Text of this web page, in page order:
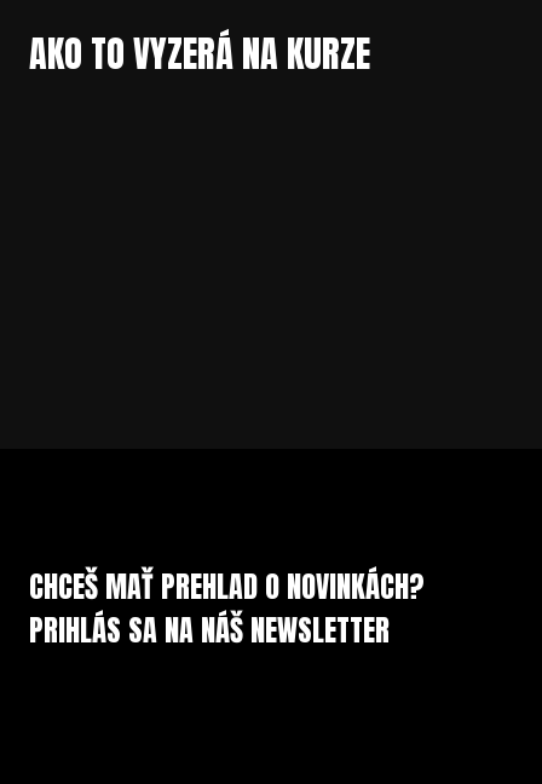
AKO TO VYZERÁ NA KURZE
CHCEŠ MAŤ PREHLAD O NOVINKÁCH?
PRIHLÁS SA NA NÁŠ NEWSLETTER